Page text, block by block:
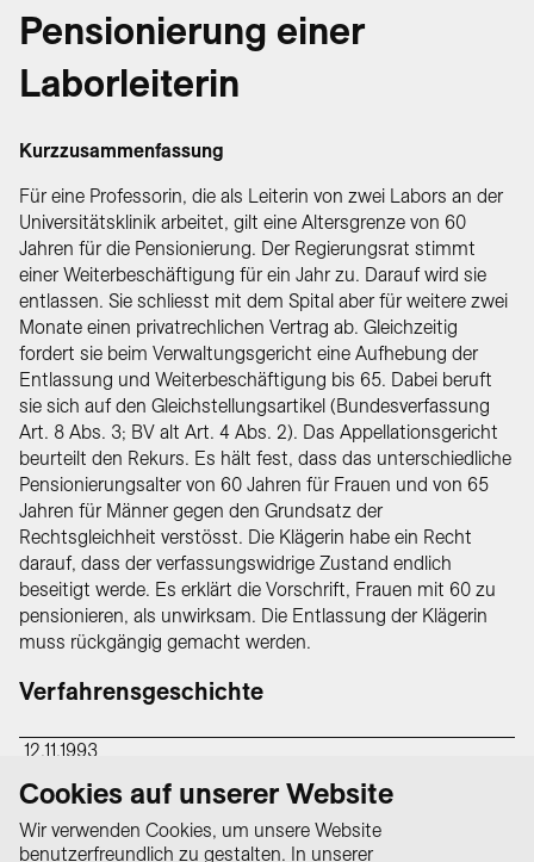
Pensionierung einer
Laborleiterin
Kurzzusammenfassung
Für eine Professorin, die als Leiterin von zwei Labors an der
Universitätsklinik arbeitet, gilt eine Altersgrenze von 60
Jahren für die Pensionierung. Der Regierungsrat stimmt
einer Weiterbeschäftigung für ein Jahr zu. Darauf wird sie
entlassen. Sie schliesst mit dem Spital aber für weitere zwei
Monate einen privatrechlichen Vertrag ab. Gleichzeitig
fordert sie beim Verwaltungsgericht eine Aufhebung der
Entlassung und Weiterbeschäftigung bis 65. Dabei beruft
sie sich auf den Gleichstellungsartikel (Bundesverfassung
Art. 8 Abs. 3; BV alt Art. 4 Abs. 2). Das Appellationsgericht
beurteilt den Rekurs. Es hält fest, dass das unterschiedliche
Pensionierungsalter von 60 Jahren für Frauen und von 65
Jahren für Männer gegen den Grundsatz der
Rechtsgleichheit verstösst. Die Klägerin habe ein Recht
darauf, dass der verfassungswidrige Zustand endlich
beseitigt werde. Es erklärt die Vorschrift, Frauen mit 60 zu
pensionieren, als unwirksam. Die Entlassung der Klägerin
muss rückgängig gemacht werden.
Verfahrensgeschichte
12.11.1993
Das Appellationsgericht heisst Rekurs
gut
Cookies auf unserer Website
Wir verwenden Cookies, um unsere Website
benutzerfreundlich zu gestalten. In unserer